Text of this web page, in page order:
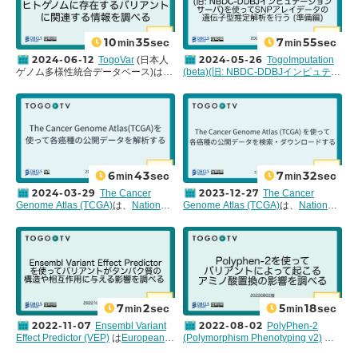
作編の続編として、生活習慣病の一
つである2型糖尿病を例に､実際に2
型糖尿病と関連が報告されている
TCF7L2の特徴をもとに、複数のデ
ータベースの情報を組み合わせて他
の関連遺伝子候補をTogoDX/Human
作方法について紹介します。
・日本語によるパッケージング教材
の拡充化
Bioconductor
への登録サポート
パッケージングに興味がある方、 パ
ッケージ化したいデータベースや 解
析手法がある方は、ぜひお気軽に ご
@biopackathonにて最新情報を発信
しています。
羅的に調べたプロジェクトです。 そ
のポータルサイトであるGTEx Portal
では、GTExプロジェクトで収集・解
析された遺伝子の発現量や関連する
eQTL(expression Quantitative Trait
Locus: 遺伝子の発現量に影響を与え
います。
Tissue Dashboardでは、各組織サン
を俯瞰的に調べることができます。
特定の遺伝子（例：ACTN4）を検索
リンプロットで表示したり、関連す
るeQTLを調べることができます。ま
たLocus Browserを用いてeQTLのヒ
ートマップ分析を行うことができま
を与えるeQTLとその効果を座標順に
一覧表示したり、表示のカスタマイ
ウザーを使用して、組織ごとのeQTL
やGWAS（Genome Wide
Association Study）で検出された
SNPを視覚化することができます。
最後に、GTExの豊富なRNA-seqや
eQTLのデータをダウンロードする方
法、およびアクセス制限されたデー
タの取得手順について紹介します。
用機関法人 情報・システム研究機構
データサイエンス共同利用基盤施設
ライフサイエンス統合データベース
センター (DBCLS) が共同開発してい
ます。ヒトに関する遺伝子、タンパ
ク質、化合物、疾患など様々なカテ
20のデータベースに由来する65個の
属性を探索することができ、検索結
むことも可能です。今回は、2023年
9月にUIの更新、新機能の追加などが
てその基本的な操作方法を紹介しま
す。(関連記事:統合データベース探
索のフレームワーク「TogoDX」を
利用した「TogoDX/Human」をv1.2
加およびデータ更新をしました)
10min35sec
2024-06-12 TogoVar (日本人
ゲノム多様性統合データベース)は､
い(バリアント)と､それに関係する疾
患情報や関連論文などを収集､整理し
人科学技術振興機構 情報基盤事業部
NBDC事業推進室と大学共同利用機
タサイエンス共同利用基盤施設 ライ
フサイエンス統合データベースセン
ター (DBCLS)が共同開発していま
す。TogoVarでは研究プロジェクト
リアントの頻度情報を提供していま
す｡2024年2月のアップデートでは、
せるミスセンスバリアントの病原性
を予測する「AlphaMissense」
の結果が閲覧できるようになりまし
た。AlphaMissenseはタンパク質立
体構造の予測手法である
「AlphaFold2」（DOI:
7min55sec
2024-05-26 TogoImputation
(beta)(旧: NBDC-DDBJインピュテー
個人ゲノム解析区画で利用可能なウ
ェブインターフェースです。インピ
イデータのインピュテーション解析
を支援するサービスで、既知の遺伝
て、サンプル内で欠落、もしくは不
明瞭な遺伝情報を予測し、補完しま
す。NBDC-DDBJインピュテーショ
ンサーバでは、ユーザはThe 1000
ネルを制限なく利用することができ
ます。また、BioBank Japanプロジ
Projectをクロスインピュテーション
して得られたリファレンスパネルは
申請することで利用可能です。今回
インストールマニュアルを参考に
して、NBDC-DDBJインピュテーシ
ョンサーバを個人ゲノム解析区画で
利用できるようにインストールする
6min43sec
2024-03-29 The Cancer
Genome Atlas (TCGA)は、 National
研究所)とNational Human Genome
Research Institute (NHGRI)(米国国
クトで、さまざまな組織におけるが
んのゲノムやエピゲノム、トランス
のデータを集約し、公開していま
す。
TCGAのデータにアクセスするため
のGDC (Genomic Data Commons)
7min32sec
2023-12-27 The Cancer
Genome Atlas (TCGA)は、 National
研究所)とNational Human Genome
Research Institute (NHGRI)(米国国
クトで、さまざまな組織におけるが
んのゲノムやエピゲノム、トランス
クリプトーム、バリアント情報など
のデータを集約し、公開していま
す。
今回は、GDC (Genomic Data
Commons) Data portal を使って、収
7min2sec
2022-11-07 Ensembl Variant
Effect Predictor (VEP) は European
5min18sec
2022-08-02 PolyPhen-2
(Polymorphism Phenotyping v2) は